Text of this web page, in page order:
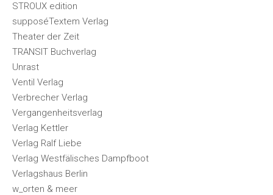
STROUX edition
supposéTextem Verlag
Theater der Zeit
TRANSIT Buchverlag
Unrast
Ventil Verlag
Verbrecher Verlag
Vergangenheitsverlag
Verlag Kettler
Verlag Ralf Liebe
Verlag Westfälisches Dampfboot
Verlagshaus Berlin
w_orten & meer